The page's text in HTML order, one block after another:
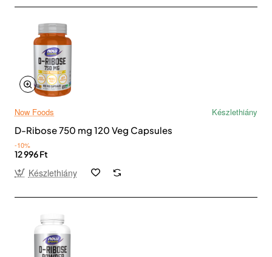
Now Foods
Készlethiány
D-Ribose 750 mg 120 Veg Capsules
-10%
12 996 Ft
Készlethiány